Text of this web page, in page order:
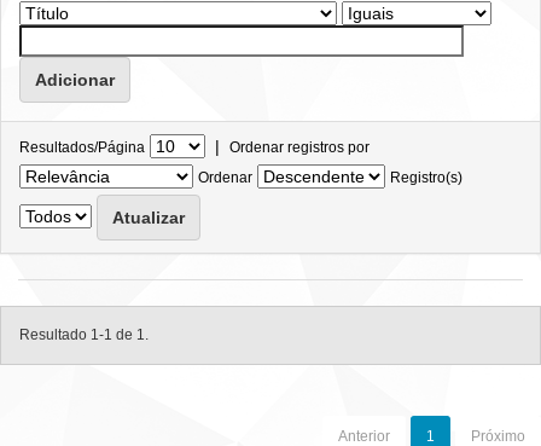
Resultados/Página | Ordenar registros por
Ordenar
Registro(s)
Resultado 1-1 de 1.
Anterior 1 Próximo